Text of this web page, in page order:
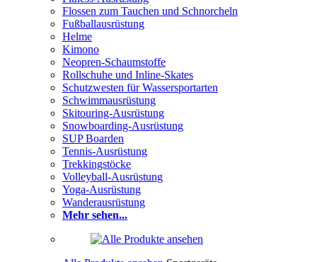
Flossen zum Tauchen und Schnorcheln
Fußballausrüstung
Helme
Kimono
Neopren-Schaumstoffe
Rollschuhe und Inline-Skates
Schutzwesten für Wassersportarten
Schwimmausrüstung
Skitouring-Ausrüstung
Snowboarding-Ausrüstung
SUP Boarden
Tennis-Ausrüstung
Trekkingstöcke
Volleyball-Ausrüstung
Yoga-Ausrüstung
Wanderausrüstung
Mehr sehen...